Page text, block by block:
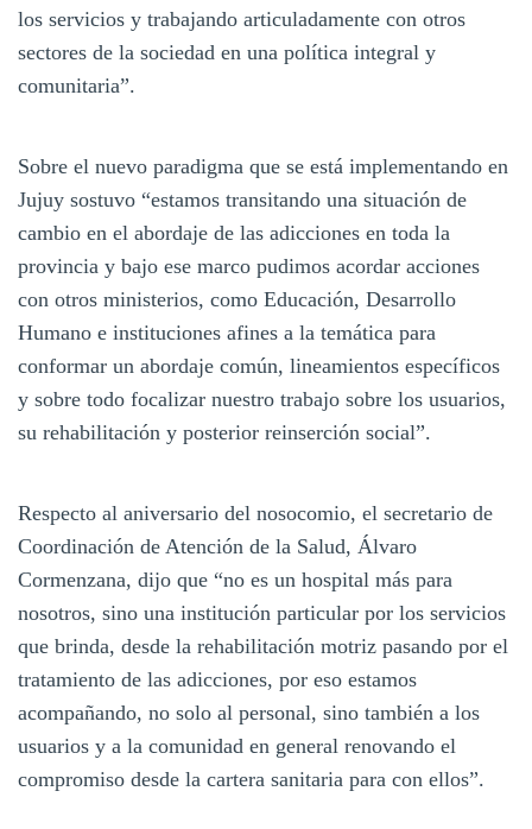
los servicios y trabajando articuladamente con otros
sectores de la sociedad en una política integral y
comunitaria”.
Sobre el nuevo paradigma que se está implementando en
Jujuy sostuvo “estamos transitando una situación de
cambio en el abordaje de las adicciones en toda la
provincia y bajo ese marco pudimos acordar acciones
con otros ministerios, como Educación, Desarrollo
Humano e instituciones afines a la temática para
conformar un abordaje común, lineamientos específicos
y sobre todo focalizar nuestro trabajo sobre los usuarios,
su rehabilitación y posterior reinserción social”.
Respecto al aniversario del nosocomio, el secretario de
Coordinación de Atención de la Salud, Álvaro
Cormenzana, dijo que “no es un hospital más para
nosotros, sino una institución particular por los servicios
que brinda, desde la rehabilitación motriz pasando por el
tratamiento de las adicciones, por eso estamos
acompañando, no solo al personal, sino también a los
usuarios y a la comunidad en general renovando el
compromiso desde la cartera sanitaria para con ellos”.